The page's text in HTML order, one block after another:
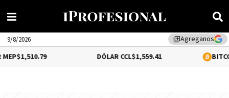
library_addAgreganos
9/8/2026
$1,559.41 0.12%